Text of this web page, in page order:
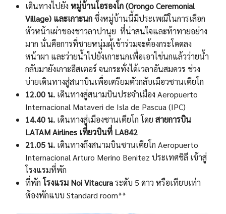
เดินทางไปยัง หมู่บ้านโอรองโก (Orongo Ceremonial
Village) และเกาะนกซึ่งหมู่บ้านนี้มีประเพณีในการเลือก
หัวหน้าเผ่าของชาวลาปานุย ที่น่าสนใจและท้าทายอย่าง
มาก นั่นคือการที่ชายหนุ่มผุ้เข้าร่วมจะต้องกระโดดลง
หน้าผา และว่ายน้ำไปยังเกาะนกเพื่อเอาไข่นกแล้วว่ายน้ำ
กลับมายังเกาะอีสเตอร์ จนกระทั่งได้เวลาอันสมควร ช่วง
บ่ายเดินทางสู่สนาบินเพื่อเตรียมตัวกลับเมือวซานเตียโก
12.00 น. เดินทางสู่สนามบินประจำเมือง Aeropuerto
Internacional Mataveri de Isla de Pascua (IPC)
14.40 น. เดินทางสู่เมืองซานเตียโก โดย สายการบิน
LATAM Airlines เที่ยวบินที่ LA842
21.05 น. เดินทางถึงสนามบินซานเตียโก Aeropuerto
Internacional Arturo Merino Benitez ประเทศชิลี เข้าสู่
โรงแรมที่พัก
ที่พัก โรงแรม Noi Vitacuraระดับ 5 ดาว หรือเทียบเท่า
ห้องพักแบบ Standard room**